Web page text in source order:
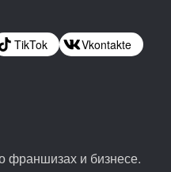
TikTok Vkontakte
франшизах и бизнесе.